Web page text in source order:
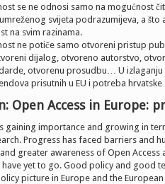
se ne odnosi samo na mogućnost
svijeta podrazumijeva, a
na svim razinama.
ne potiče samo otvoreni pristup
dijalog, otvoreno autorstvo,
otvorenu prosudbu… U
prisutnih u EU i potreba hrvatske
Open Access in Europe:
gaining importance and growing in
Progress has faced barriers and
greater awareness of Open
yet to go. Good policy and good
picture in Europe and the